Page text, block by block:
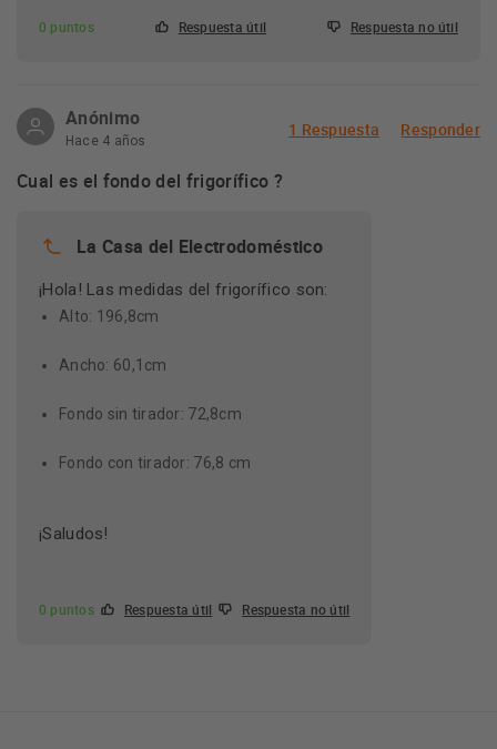
0 puntos Respuesta útil Respuesta no útil
Anónimo
Hace 4 años
1 Respuesta Responder
Cual es el fondo del frigorífico ?
La Casa del Electrodoméstico
¡Hola! Las medidas del frigorífico son:
Alto: 196,8cm
Ancho: 60,1cm
Fondo sin tirador: 72,8cm
Fondo con tirador: 76,8 cm
¡Saludos!
0 puntos Respuesta útil Respuesta no útil